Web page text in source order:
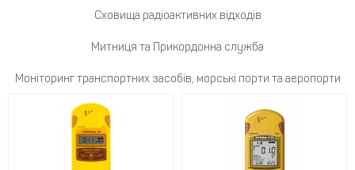
Сховища радіоактивних відходів
Митниця та Прикордонна служба
Моніторинг транспортних засобів, морські порти та аеропорти